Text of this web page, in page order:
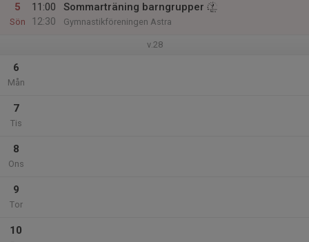
5
Sön
11:00
12:30
Sommarträning barngrupper
Gymnastikföreningen Astra
v.28
6
Mån
7
Tis
8
Ons
9
Tor
10